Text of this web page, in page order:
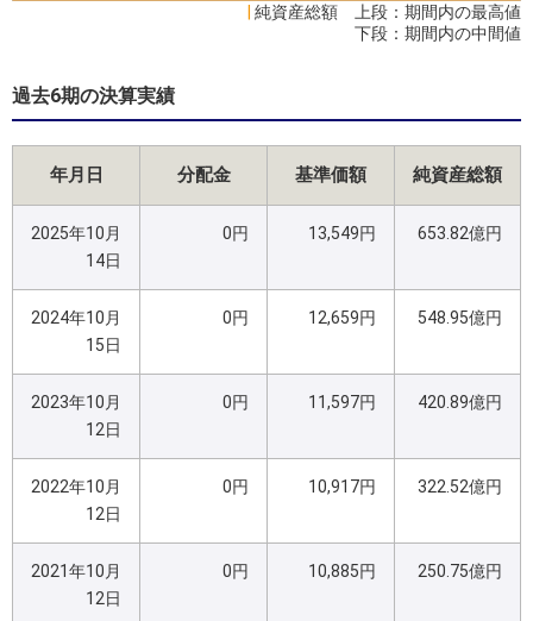
純資産総額 上段：期間内の最高値
下段：期間内の中間値
過去6期の決算実績
年月日 分配金 基準価額 純資産総額
2025年10月
14日
0円 13,549円 653.82億円
2024年10月
15日
0円 12,659円 548.95億円
2023年10月
12日
0円 11,597円 420.89億円
2022年10月
12日
0円 10,917円 322.52億円
2021年10月
12日
0円 10,885円 250.75億円